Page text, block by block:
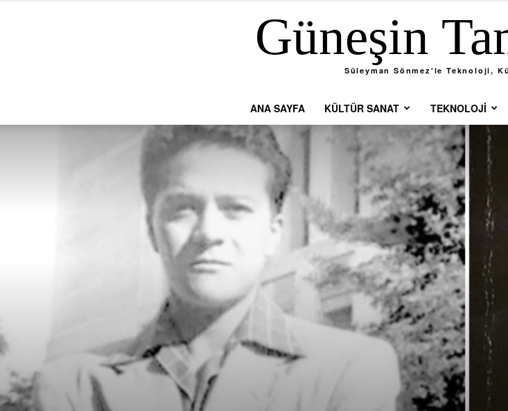
Güneşin
Süleyman Sönmez'le Teknoloji,
ANA SAYFA KÜLTÜR SANAT TEKNOLOJI